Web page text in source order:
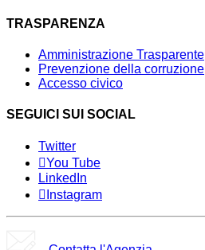
TRASPARENZA
Amministrazione Trasparente
Prevenzione della corruzione
Accesso civico
SEGUICI SUI SOCIAL
Twitter
You Tube
LinkedIn
Instagram